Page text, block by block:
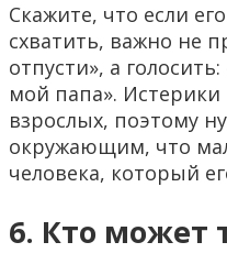
Скажите, что если
схватить, важно не
отпусти», а
мой папа».
взрослых, поэтому
окружающим, что
человека, который
6. Кто может